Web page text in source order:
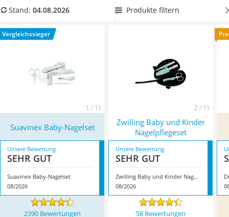
Kinderfahrradhelm
Kinder-Mikroskop
Ferngesteuerter Hubschrauber
aus unserer Vergleichstabelle aus, welches sowohl Knipser,
dieNägel Ihres Babys am besten schneiden können.
Überzeugt hat uns hier im August 2026 besonders das
Stand: 04.08.2026 Produkte filtern
Vergleichssieger
1 / 11 2 / 11
Suavinex Baby-Nagelset
Zwilling Baby und Kinder
Nagelpflegeset
Unsere Bewertung
SEHR GUT
Suavinex Baby-Nagelset
08/2026
Unsere Bewertung
SEHR GUT
Zwilling Baby und Kinder Nagelpflegeset
08/2026
2390 Bewertungen 58 Bewertungen